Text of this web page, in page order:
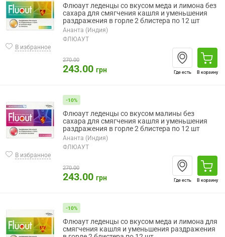
В избранное
Флюаут леденцы со вкусом меда и лимона без
сахара для смягчения кашля и уменьшения
раздражения в горле 2 блистера по 12 шт
Ананта (Индия)
ФЛЮАУТ
270.00
243.00 грн Где есть В корзину
В избранное
-10%
Флюаут леденцы со вкусом малины без
сахара для смягчения кашля и уменьшения
раздражения в горле 2 блистера по 12 шт
Ананта (Индия)
ФЛЮАУТ
270.00
243.00 грн Где есть В корзину
-10%
Флюаут леденцы со вкусом меда и лимона для
смягчения кашля и уменьшения раздражения